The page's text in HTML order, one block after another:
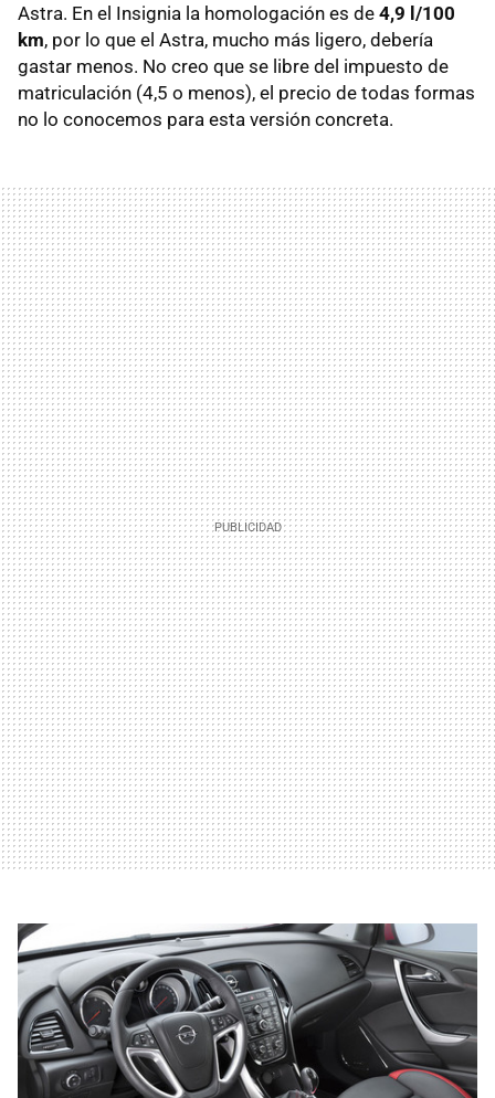
Astra. En el Insignia la homologación es de 4,9 l/100
km, por lo que el Astra, mucho más ligero, debería
gastar menos. No creo que se libre del impuesto de
matriculación (4,5 o menos), el precio de todas formas
no lo conocemos para esta versión concreta.